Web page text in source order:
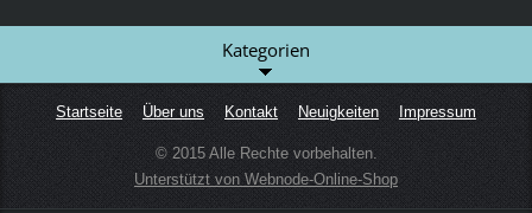
Kategorien
Startseite Über uns Kontakt Neuigkeiten Impressum
© 2015 Alle Rechte vorbehalten.
Unterstützt von Webnode-Online-Shop